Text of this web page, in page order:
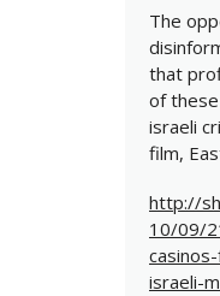
The
that
of
israeli
film,
http://
10/09/
israeli-